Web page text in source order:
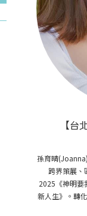
【台
孫育晴
跨界策展、
2025《神明
新人生》。轉